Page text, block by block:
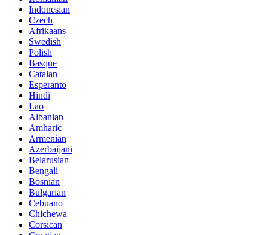
Indonesian
Czech
Afrikaans
Swedish
Polish
Basque
Catalan
Esperanto
Hindi
Lao
Albanian
Amharic
Armenian
Azerbaijani
Belarusian
Bengali
Bosnian
Bulgarian
Cebuano
Chichewa
Corsican